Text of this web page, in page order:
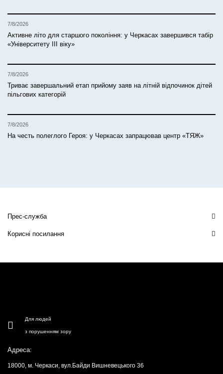
7/8/2026
Активне літо для старшого покоління: у Черкасах завершився табір
«Університету ІІІ віку»
7/8/2026
Триває завершальний етап прийому заяв на літній відпочинок дітей
пільгових категорій
7/8/2026
На честь полеглого Героя: у Черкасах запрацював центр «ТЯЖ»
Прес-служба
Корисні посилання
Для людей
з порушенням зору
Адреса:
18000, м. Черкаси, вул.Байди Вишневецького 36